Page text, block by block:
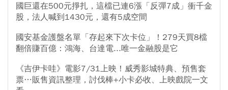
國巨還在500元掙扎，這檔已連6漲「反彈7成」衝千金
股，法人喊到1430元，還有5成空間
國安基金護盤名單「存起來下次卡位」！279天買8檔
翻倍賺百億：鴻海、台達電...唯一金融股是它
《吉伊卡哇》電影7/31上映！威秀影城特典、預售套
票…販售資訊整理，討伐棒+小卡必收、上映戲院一文